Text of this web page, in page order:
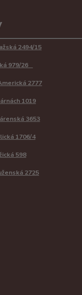
2494/15
979/26
2777
1019
3653
1706/4
598
2725